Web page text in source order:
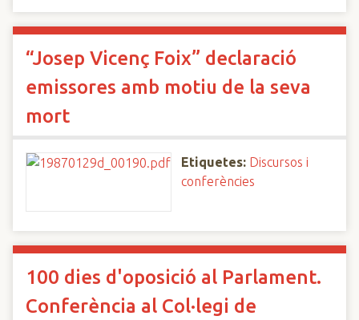
“Josep Vicenç Foix” declaració
emissores amb motiu de la seva
mort
Etiquetes: Discursos i
conferències
100 dies d'oposició al Parlament.
Conferència al Col·legi de